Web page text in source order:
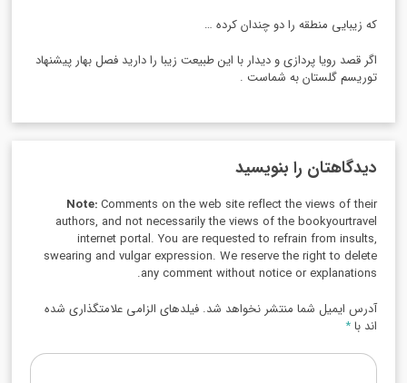
که زیبایی منطقه را دو چندان کرده …
اگر قصد رویا پردازی و دیدار با این طبیعت زیبا را دارید فصل بهار پیشنهاد
توریسم گلستان به شماست .
دیدگاهتان را بنویسید
Note:Comments on the web site reflect the views of their
authors, and not necessarily the views of the bookyourtravel
internet portal. You are requested to refrain from insults,
swearing and vulgar expression. We reserve the right to delete
any comment without notice or explanations.
آدرس ایمیل شما منتشر نخواهد شد. فیلدهای الزامی علامتگذاری شده
اند با*